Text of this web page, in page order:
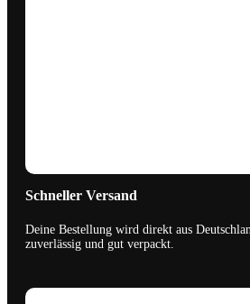
Schneller Versand
Deine Bestellung wird direkt aus
zuverlässig und gut verpackt.